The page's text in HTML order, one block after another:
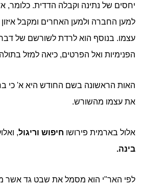
יחסים של נתינה וקבלה הדדית. כלומר,
למען החברה ולמען האחרים ומקבל
עצמו. בנוסף הוא לרדת לשורשם של
הפנימיות ואל הפרטים, כיאה למזל
האות הראשונה בשם החודש היא א' כי
את עצמו מהשורש.
אלול בארמית פירושו חיפוש וריגול,
בינה.
לפי האר"י הוא מסמל את שבט גד אשר